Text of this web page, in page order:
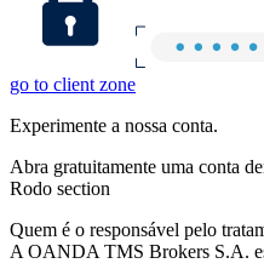
go to client zone
Experimente a nossa conta.
Abra gratuitamente uma conta
Rodo section
Quem é o responsável pelo
A OANDA TMS Brokers S.A.